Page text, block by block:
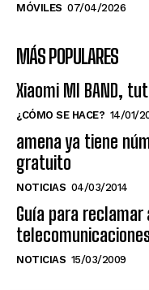
MÓVILES 07/04/2026
MÁS POPULARES
Xiaomi MI BAND,
¿CÓMO SE HACE? 14/01/
amena ya tiene
gratuito
NOTICIAS 04/03/2014
Guía para
NOTICIAS 15/03/2009